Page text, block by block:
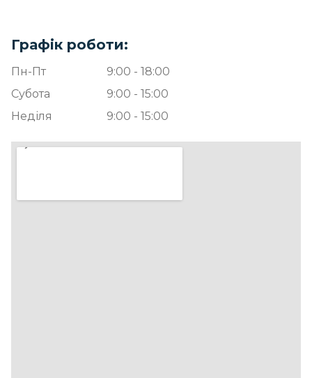
Графік роботи:
Пн-Пт
Субота
Неділя
9:00 - 18:00
9:00 - 15:00
9:00 - 15:00